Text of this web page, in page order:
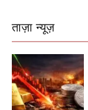
ताज़ा न्यूज़